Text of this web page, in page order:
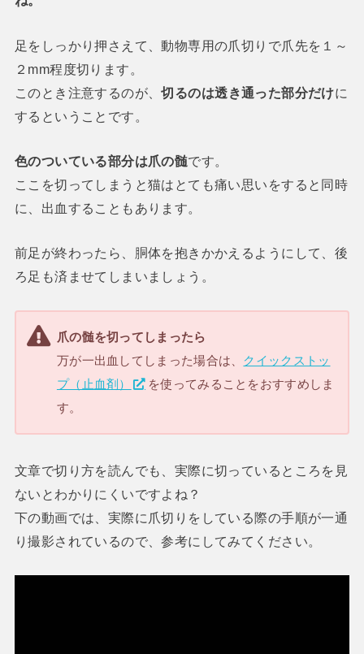
足をしっかり押さえて、動物専用の爪切りで爪先を１～
２mm程度切ります。
このとき注意するのが、切るのは透き通った部分だけに
するということです。
色のついている部分は爪の髄です。
ここを切ってしまうと猫はとても痛い思いをすると同時
に、出血することもあります。
前足が終わったら、胴体を抱きかかえるようにして、後
ろ足も済ませてしまいましょう。
爪の髄を切ってしまったら
万が一出血してしまった場合は、 クイックストッ
プ（止血剤）
を使ってみることをおすすめしま
す。
文章で切り方を読んでも、実際に切っているところを見
ないとわかりにくいですよね？
下の動画では、実際に爪切りをしている際の手順が一通
り撮影されているので、参考にしてみてください。